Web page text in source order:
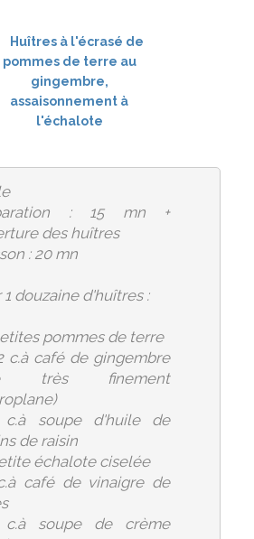
: 15 mn +
des huîtres
: 20 mn
1 douzaine d'huîtres :
pommes de terre
c.à café de gingembre
très finement
soupe d'huile de
de raisin
échalote ciselée
café de vinaigre de
soupe de crème